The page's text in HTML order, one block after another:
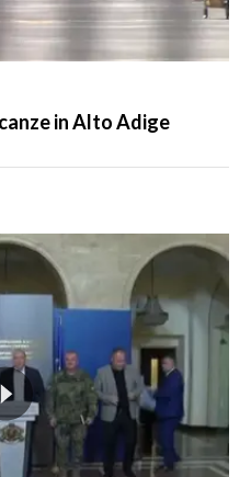
in Alto Adige